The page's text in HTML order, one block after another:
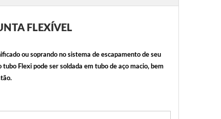
FLEXÍVEL
ou soprando no sistema de escapamento de seu
Flexi pode ser soldada em tubo de aço macio, bem